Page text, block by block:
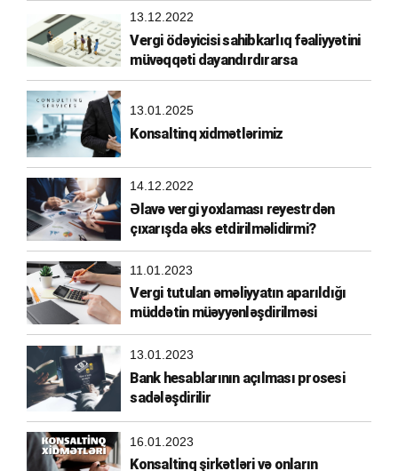
13.12.2022
Vergi ödəyicisi sahibkarlıq fəaliyyətini
müvəqqəti dayandırdırarsa
13.01.2025
Konsaltinq xidmətlərimiz
14.12.2022
Əlavə vergi yoxlaması reyestrdən
çıxarışda əks etdirilməlidirmi?
11.01.2023
Vergi tutulan əməliyyatın aparıldığı
müddətin müəyyənləşdirilməsi
13.01.2023
Bank hesablarının açılması prosesi
sadələşdirilir
16.01.2023
Konsaltinq şirkətləri və onların